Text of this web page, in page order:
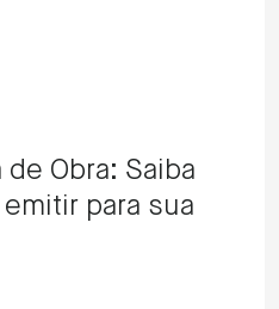
Obra: Saiba
emitir para sua